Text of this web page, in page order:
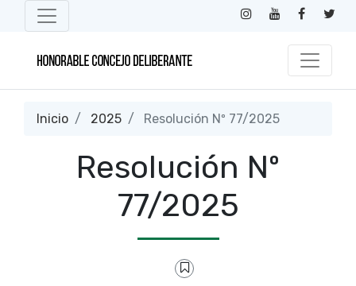
Inicio 2025 Resolución Nº 77/2025
Resolución Nº
77/2025